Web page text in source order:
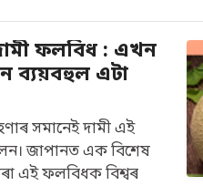
ফলবিধ : এখন
ব্যয়বহুল এটা
সমানেই দামী এই
জাপানত এক বিশেষ
এই ফলবিধক বিশ্বৰ